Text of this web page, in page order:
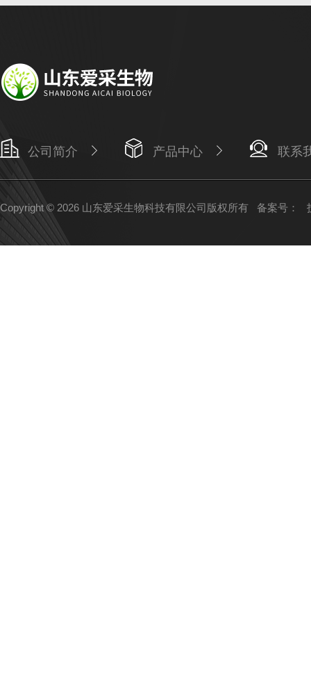
公司简介 产品中心 联系
Copyright © 2026 山东爱采生物科技有限公司版权所有 备案号：